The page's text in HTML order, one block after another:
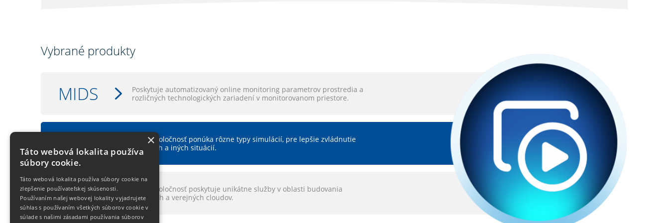
Vybrané produkty
MIDS
Poskytuje automatizovaný online monitoring parametrov prostredia a
rozličných technologických zariadení v monitorovanom priestore.
SIM
Naša spoločnosť ponúka rôzne typy simulácií, pre lepšie zvládnutie
krízových a iných situácií.
LXCloud
Naša spoločnosť poskytuje unikátne služby v oblasti budovania
interných a verejných cloudov.
×
Táto webová lokalita používa
súbory cookie.
Táto webová lokalita používa súbory cookie na
zlepšenie používateľskej skúsenosti.
Používaním našej webovej lokality vyjadrujete
súhlas s používaním všetkých súborov cookie v
súlade s našimi zásadami používania súborov